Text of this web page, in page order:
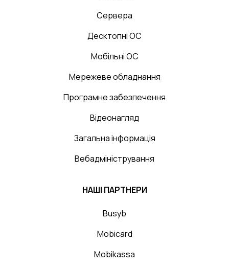
Сервера
Десктопні ОС
Мобільні ОС
Мережеве обладнання
Програмне забезпечення
Відеонагляд
Загальна інформація
Вебадміністрування
НАШІ ПАРТНЕРИ
Busyb
Mobicard
Mobikassa